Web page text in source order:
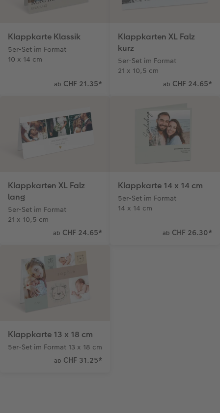
Klappkarte Klassik
5er-Set im Format
10 x 14 cm
ab CHF 21.35*
Klappkarten XL Falz
kurz
5er-Set im Format
21 x 10,5 cm
ab CHF 24.65*
Klappkarten XL Falz
lang
5er-Set im Format
21 x 10,5 cm
ab CHF 24.65*
Klappkarte 14 x 14 cm
5er-Set im Format
14 x 14 cm
ab CHF 26.30*
Klappkarte 13 x 18 cm
5er-Set im Format 13 x 18 cm
ab CHF 31.25*